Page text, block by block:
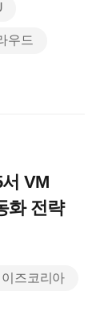
우드
VM
화 전략
즈코리아